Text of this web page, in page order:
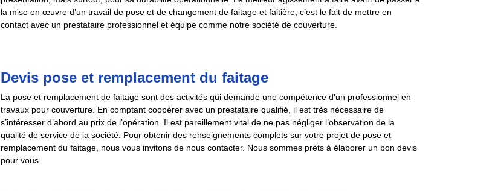
la mise en œuvre d’un travail de pose et de changement de faitage et faitière, c’est le fait de mettre en
contact avec un prestataire professionnel et équipe comme notre société de couverture.
Devis pose et remplacement du faitage
La pose et remplacement de faitage sont des activités qui demande une compétence d’un professionnel en
travaux pour couverture. En comptant coopérer avec un prestataire qualifié, il est très nécessaire de
s’intéresser d’abord au prix de l’opération. Il est pareillement vital de ne pas négliger l’observation de la
qualité de service de la société. Pour obtenir des renseignements complets sur votre projet de pose et
remplacement du faitage, nous vous invitons de nous contacter. Nous sommes prêts à élaborer un bon devis
pour vous.